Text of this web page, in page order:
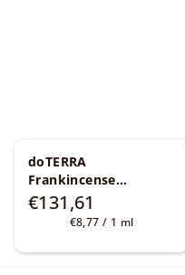
doTERRA
Frankincense
kadidlový esenciálny
olej 15 mlBoswellia
sacra a papyrifera
€131,61
Jednotková
€8,77 / 1 ml